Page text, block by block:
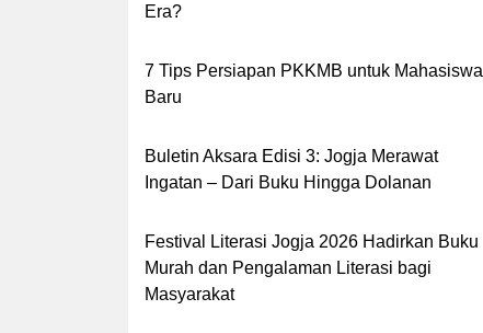
Era?
7 Tips Persiapan PKKMB untuk Mahasiswa
Baru
Buletin Aksara Edisi 3: Jogja Merawat
Ingatan – Dari Buku Hingga Dolanan
Festival Literasi Jogja 2026 Hadirkan Buku
Murah dan Pengalaman Literasi bagi
Masyarakat